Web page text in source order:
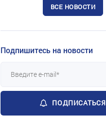
ВСЕ НОВОСТИ
Подпишитесь на новости
ПОДПИСАТЬСЯ